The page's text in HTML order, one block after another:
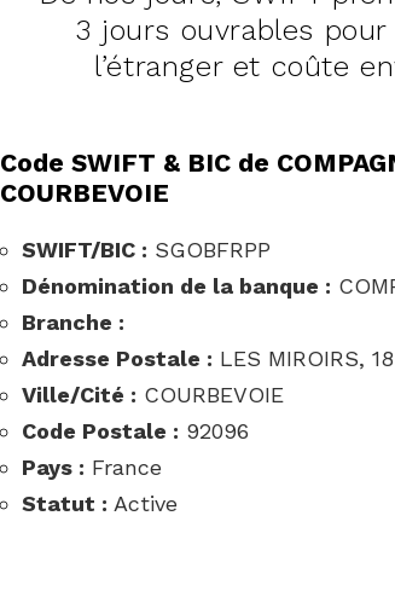
3 jours ouvrables
l’étranger et coûte
Code SWIFT & BIC de
COURBEVOIE
SWIFT/BIC : SGOBFRPP
Dénomination de la banque :
Branche :
Adresse Postale : LES MIROIRS,
Ville/Cité : COURBEVOIE
Code Postale : 92096
Pays : France
Statut : Active